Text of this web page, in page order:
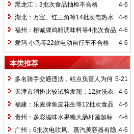
规
4-6
黑龙江：3批次食品抽检不合格
4-6
湖北：万宝、红三角等14批次电热水
壶存隐患
4-6
福州：榕诚牌鸡精调味料等4批次食品
不合格
4-6
爱玛 小鸟等22款电动自行车不合格
本类推荐
5-21
多名骑手交通违法，站点负责人为何
被刑拘？
4-6
天津市消协比较试验发现：12款洗衣
液、洗衣粉含荧光增白剂
4-6
福建：乐麦牌鱼皮花生等12批次食品
不合格
4-6
贵州：多彩滋味水果糖大肠杆菌超标
4-6
广州：6批次电吹风、蒸汽美容器有隐